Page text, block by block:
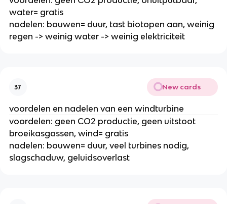
water= gratis
nadelen: bouwen= duur, tast biotopen aan, weinig
regen -> weinig water -> weinig elektriciteit
37 New cards
voordelen en nadelen van een windturbine
voordelen: geen CO2 productie, geen uitstoot
broeikasgassen, wind= gratis
nadelen: bouwen= duur, veel turbines nodig,
slagschaduw, geluidsoverlast